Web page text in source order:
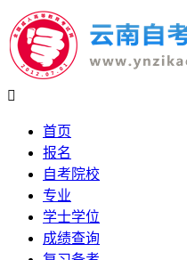

首页
报名
自考院校
专业
学士学位
成绩查询